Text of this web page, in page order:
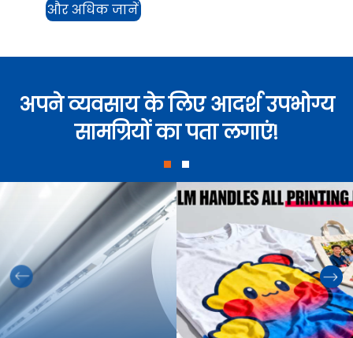
और अधिक जानें
अपने व्यवसाय के लिए आदर्श उपभोग्य
सामग्रियों का पता लगाएं!